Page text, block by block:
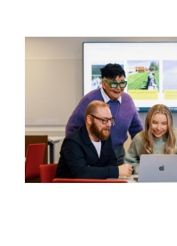
Image